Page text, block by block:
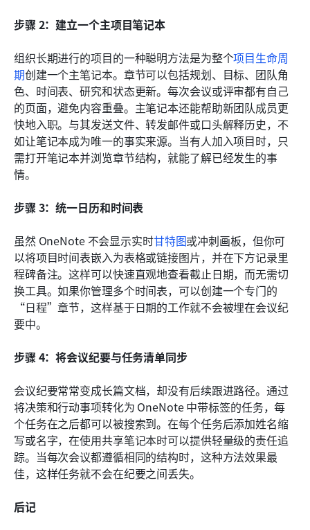
步骤 2：建立一个主项目笔记本
组织长期进行的项目的一种聪明方法是为整个项目生命周
期创建一个主笔记本。章节可以包括规划、目标、团队角
色、时间表、研究和状态更新。每次会议或评审都有自己
的页面，避免内容重叠。主笔记本还能帮助新团队成员更
快地入职。与其发送文件、转发邮件或口头解释历史，不
如让笔记本成为唯一的事实来源。当有人加入项目时，只
需打开笔记本并浏览章节结构，就能了解已经发生的事
情。
步骤 3：统一日历和时间表
虽然 OneNote 不会显示实时甘特图或冲刺画板，但你可
以将项目时间表嵌入为表格或链接图片，并在下方记录里
程碑备注。这样可以快速直观地查看截止日期，而无需切
换工具。如果你管理多个时间表，可以创建一个专门的
“日程”章节，这样基于日期的工作就不会被埋在会议纪
要中。
步骤 4：将会议纪要与任务清单同步
会议纪要常常变成长篇文档，却没有后续跟进路径。通过
将决策和行动事项转化为 OneNote 中带标签的任务，每
个任务在之后都可以被搜索到。在每个任务后添加姓名缩
写或名字，在使用共享笔记本时可以提供轻量级的责任追
踪。当每次会议都遵循相同的结构时，这种方法效果最
佳，这样任务就不会在纪要之间丢失。
后记